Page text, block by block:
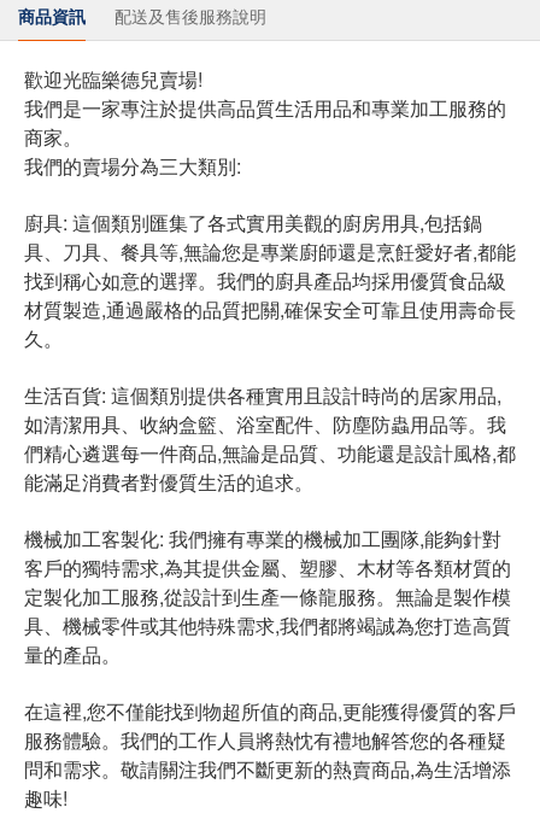
商品資訊 配送及售後服務說明
歡迎光臨樂德兒賣場!
我們是一家專注於提供高品質生活用品和專業加工服務的
商家。
我們的賣場分為三大類別:
廚具: 這個類別匯集了各式實用美觀的廚房用具,包括鍋
具、刀具、餐具等,無論您是專業廚師還是烹飪愛好者,都能
找到稱心如意的選擇。我們的廚具產品均採用優質食品級
材質製造,通過嚴格的品質把關,確保安全可靠且使用壽命長
久。
生活百貨: 這個類別提供各種實用且設計時尚的居家用品,
如清潔用具、收納盒籃、浴室配件、防塵防蟲用品等。我
們精心遴選每一件商品,無論是品質、功能還是設計風格,都
能滿足消費者對優質生活的追求。
機械加工客製化: 我們擁有專業的機械加工團隊,能夠針對
客戶的獨特需求,為其提供金屬、塑膠、木材等各類材質的
定製化加工服務,從設計到生產一條龍服務。無論是製作模
具、機械零件或其他特殊需求,我們都將竭誠為您打造高質
量的產品。
在這裡,您不僅能找到物超所值的商品,更能獲得優質的客戶
服務體驗。我們的工作人員將熱忱有禮地解答您的各種疑
問和需求。敬請關注我們不斷更新的熱賣商品,為生活增添
趣味!